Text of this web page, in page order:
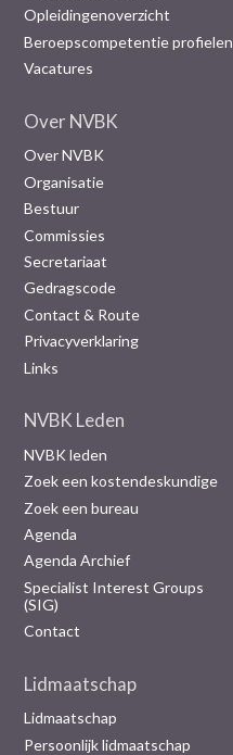
Opleidingenoverzicht
Beroepscompetentie profielen
Vacatures
Over NVBK
Over NVBK
Organisatie
Bestuur
Commissies
Secretariaat
Gedragscode
Contact & Route
Privacyverklaring
Links
NVBK Leden
NVBK leden
Zoek een kostendeskundige
Zoek een bureau
Agenda
Agenda Archief
Specialist Interest Groups
(SIG)
Contact
Lidmaatschap
Lidmaatschap
Persoonlijk lidmaatschap